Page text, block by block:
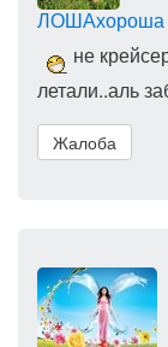
ЛОШАхороша
не
летали..аль
Жалоба